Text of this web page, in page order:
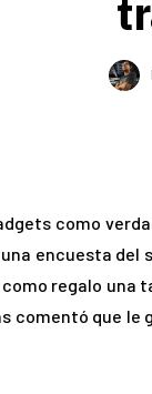
como
encuesta del
regalo una
comentó que